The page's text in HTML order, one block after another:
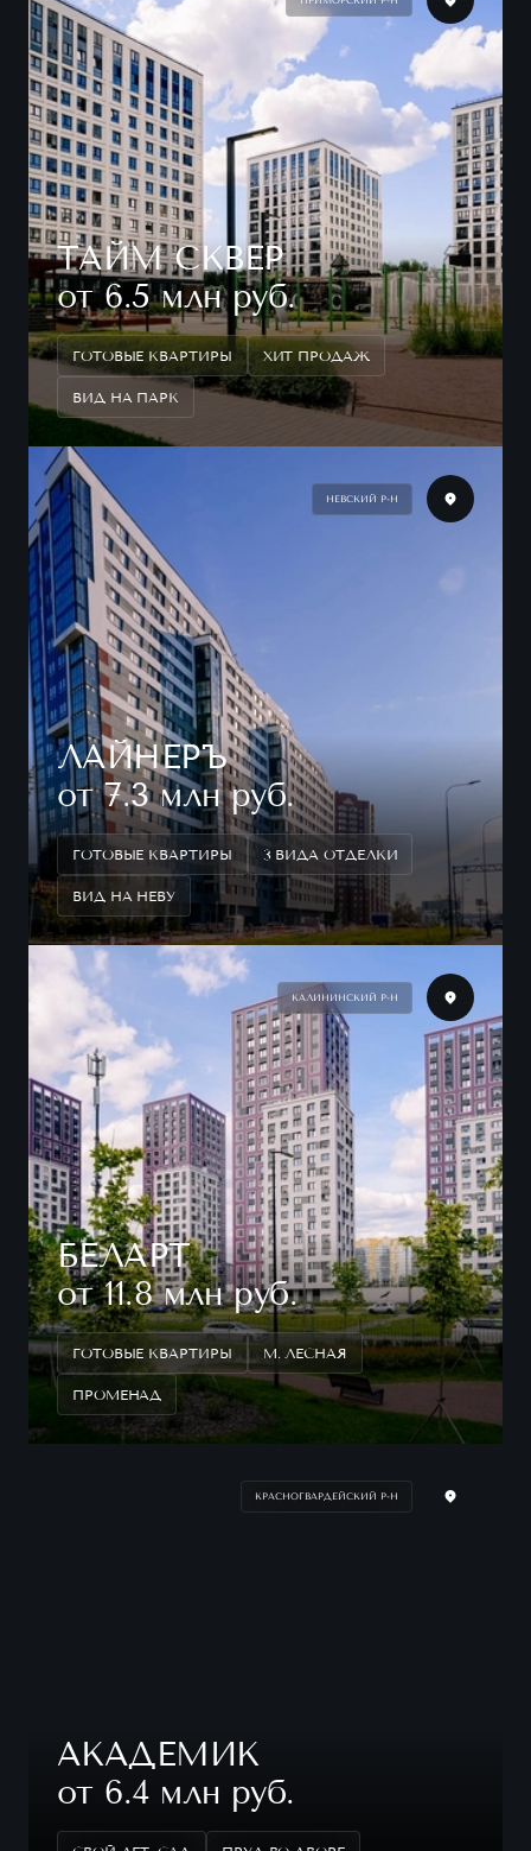
ТАЙМ СКВЕР
от 6.5 млн руб.
ГОТОВЫЕ КВАРТИРЫ ХИТ ПРОДАЖ
ВИД НА ПАРК
НЕВСКИЙ Р-Н
ЛАЙНЕРЪ
от 7.3 млн руб.
ГОТОВЫЕ КВАРТИРЫ 3 ВИДА ОТДЕЛКИ
ВИД НА НЕВУ
КАЛИНИНСКИЙ Р-Н
БЕЛАРТ
от 11.8 млн руб.
ГОТОВЫЕ КВАРТИРЫ М. ЛЕСНАЯ
ПРОМЕНАД
КРАСНОГВАРДЕЙСКИЙ Р-Н
АКАДЕМИК
от 6.4 млн руб.